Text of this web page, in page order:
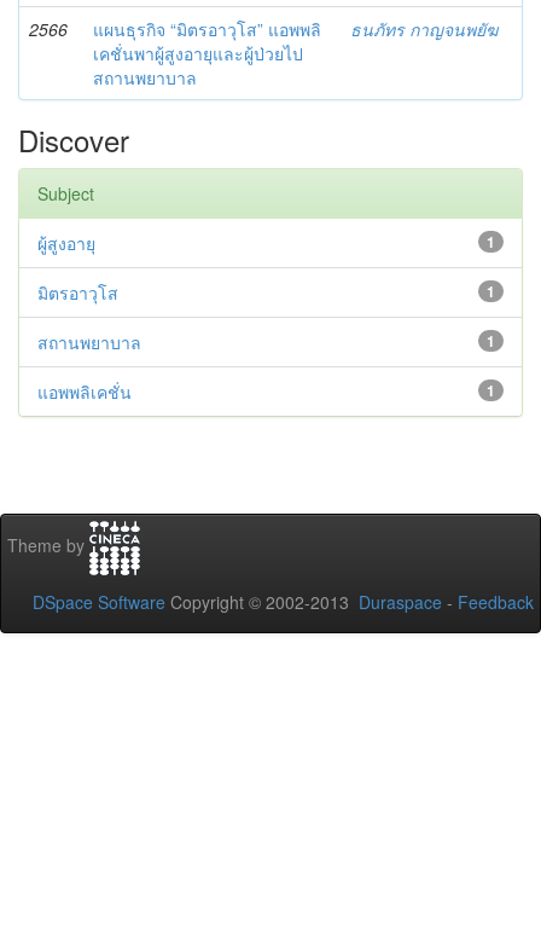
2566
แผนธุรกิจ “มิตรอาวุโส” แอพพลิ
เคชั่นพาผู้สูงอายุและผู้ป่วยไป
สถานพยาบาล
ธนภัทร กาญจนพยัฆ
Discover
Subject
1
ผู้สูงอายุ
1
มิตรอาวุโส
1
สถานพยาบาล
1
แอพพลิเคชั่น
Theme by
DSpace Software Copyright © 2002-2013 Duraspace - Feedback